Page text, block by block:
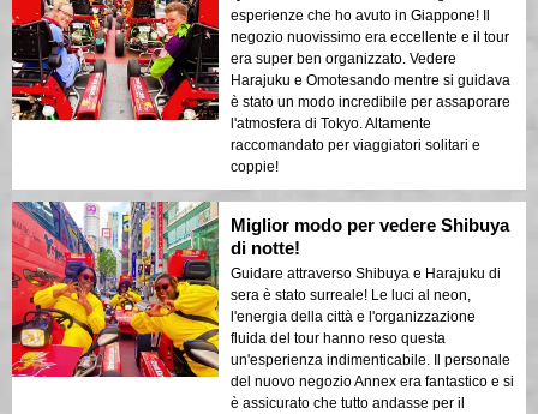
esperienze che ho avuto in Giappone! Il
negozio nuovissimo era eccellente e il tour
era super ben organizzato. Vedere
Harajuku e Omotesando mentre si guidava
è stato un modo incredibile per assaporare
l'atmosfera di Tokyo. Altamente
raccomandato per viaggiatori solitari e
coppie!
Miglior modo per vedere Shibuya
di notte!
Guidare attraverso Shibuya e Harajuku di
sera è stato surreale! Le luci al neon,
l'energia della città e l'organizzazione
fluida del tour hanno reso questa
un'esperienza indimenticabile. Il personale
del nuovo negozio Annex era fantastico e si
è assicurato che tutto andasse per il